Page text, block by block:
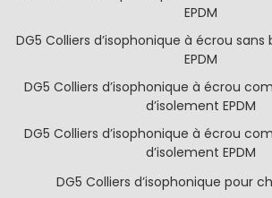
EPDM
DG5 Colliers d’isophonique à écrou
EPDM
DG5 Colliers d’isophonique à écrou
d’isolement EPDM
DG5 Colliers d’isophonique à écrou
d’isolement EPDM
DG5 Colliers d’isophonique pour